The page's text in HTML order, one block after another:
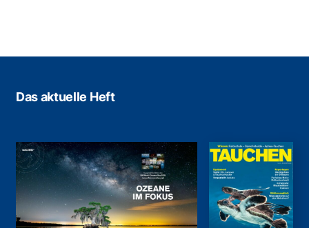
Das aktuelle Heft